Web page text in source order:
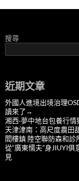
搜尋
近期文章
外國人進境出境治理
讀來了→
湘西·夢中地台包養行情
天津津南：高尺度農田
閻樓鎮 陸空聯防森和診
從“廣東懦夫”身JIUYI
見